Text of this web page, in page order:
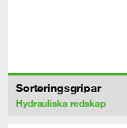
Sorteringsgripar
Hydrauliska redskap